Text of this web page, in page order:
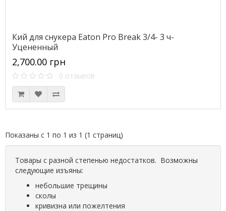
Кий для снукера Eaton Pro Break 3/4- 3 ч-
Уцененный
2,700.00 грн
0 отзывов
Показаны с 1 по 1 из 1 (1 страниц)
Товары с разной степенью недостатков. Возможны
следующие изъяны:
небольшие трещины
сколы
кривизна или пожелтения